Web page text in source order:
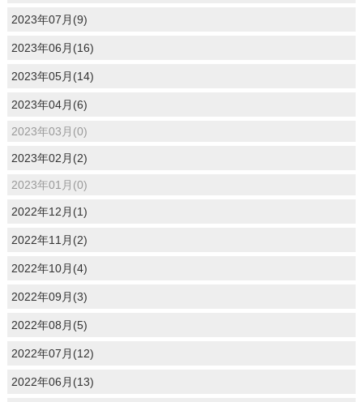
2023年07月(9)
2023年06月(16)
2023年05月(14)
2023年04月(6)
2023年03月(0)
2023年02月(2)
2023年01月(0)
2022年12月(1)
2022年11月(2)
2022年10月(4)
2022年09月(3)
2022年08月(5)
2022年07月(12)
2022年06月(13)